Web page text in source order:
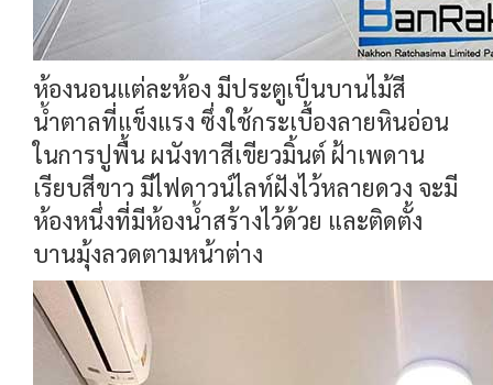
ห้องนอนแต่ละห้อง มีประตูเป็นบานไม้สี
น้ำตาลที่แข็งแรง ซึ่งใช้กระเบื้องลายหินอ่อน
ในการปูพื้น ผนังทาสีเขียวมิ้นต์ ฝ้าเพดาน
เรียบสีขาว มีไฟดาวน์ไลท์ฝังไว้หลายดวง จะมี
ห้องหนึ่งที่มีห้องน้ำสร้างไว้ด้วย และติดตั้ง
บานมุ้งลวดตามหน้าต่าง